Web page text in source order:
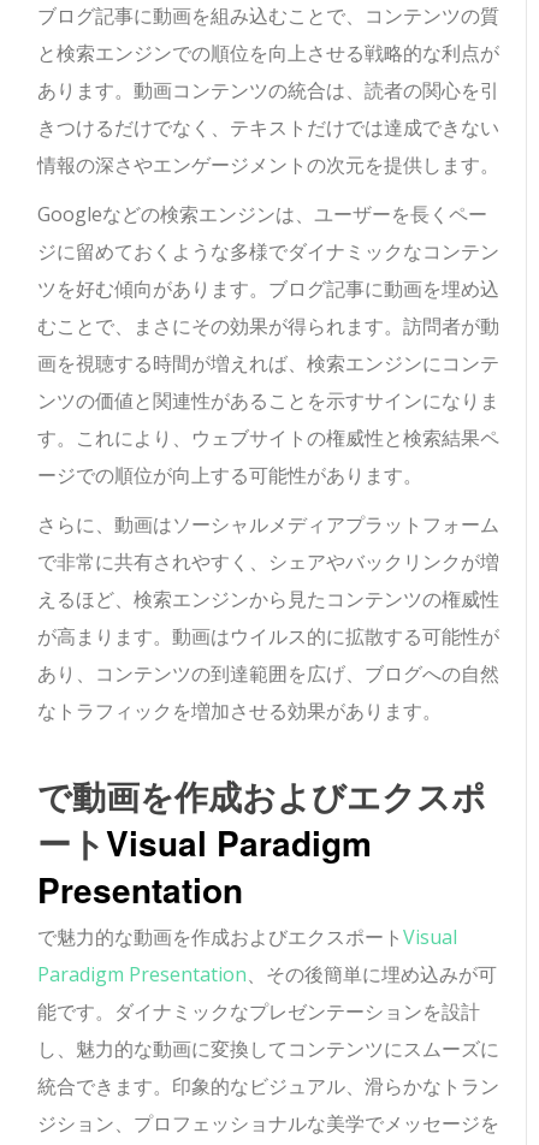
ブログ記事に動画を組み込むことで、コンテンツの質
と検索エンジンでの順位を向上させる戦略的な利点が
あります。動画コンテンツの統合は、読者の関心を引
きつけるだけでなく、テキストだけでは達成できない
情報の深さやエンゲージメントの次元を提供します。
Googleなどの検索エンジンは、ユーザーを長くペー
ジに留めておくような多様でダイナミックなコンテン
ツを好む傾向があります。ブログ記事に動画を埋め込
むことで、まさにその効果が得られます。訪問者が動
画を視聴する時間が増えれば、検索エンジンにコンテ
ンツの価値と関連性があることを示すサインになりま
す。これにより、ウェブサイトの権威性と検索結果ペ
ージでの順位が向上する可能性があります。
さらに、動画はソーシャルメディアプラットフォーム
で非常に共有されやすく、シェアやバックリンクが増
えるほど、検索エンジンから見たコンテンツの権威性
が高まります。動画はウイルス的に拡散する可能性が
あり、コンテンツの到達範囲を広げ、ブログへの自然
なトラフィックを増加させる効果があります。
で動画を作成およびエクスポ
ートVisual Paradigm
Presentation
で魅力的な動画を作成およびエクスポートVisual
Paradigm Presentation、その後簡単に埋め込みが可
能です。ダイナミックなプレゼンテーションを設計
し、魅力的な動画に変換してコンテンツにスムーズに
統合できます。印象的なビジュアル、滑らかなトラン
ジション、プロフェッショナルな美学でメッセージを